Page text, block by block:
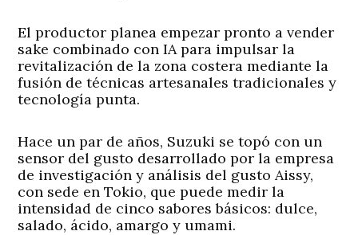
El productor planea empezar pronto a vender
sake combinado con IA para impulsar la
revitalización de la zona costera mediante la
fusión de técnicas artesanales tradicionales y
tecnología punta.
Hace un par de años, Suzuki se topó con un
sensor del gusto desarrollado por la empresa
de investigación y análisis del gusto Aissy,
con sede en Tokio, que puede medir la
intensidad de cinco sabores básicos: dulce,
salado, ácido, amargo y umami.